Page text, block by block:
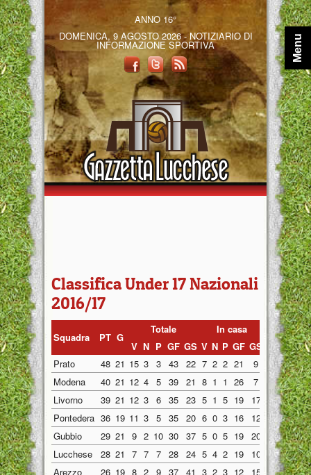
ANNO 16°
DOMENICA, 9 AGOSTO 2026 - NOTIZIARIO DI
INFORMAZIONE SPORTIVA
Classifica Under 17 Nazionali
2016/17
Squadra PT G
Totale In casa
Fuori
V N P GF GS V N P GF GS V N P GF
Prato
48 21 15 3 3 43 22 7 2 2 21 9 8 1 1 22
Modena
40 21 12 4 5 39 21 8 1 1 26 7 4 3 4 13
Livorno
39 21 12 3 6 35 23 5 1 5 19 17 7 2 1 16
Pontedera 36 19 11 3 5 35 20 6 0 3 16 12 5 3 2 19
Gubbio
29 21 9 2 10 30 37 5 0 5 19 20 4 2 5 11
Lucchese
28 21 7 7 7 28 24 5 4 2 19 10 2 3 5
9
Arezzo
26 19 8 2 9 37 41 3 2 3 12 15 0 6 25
Menu